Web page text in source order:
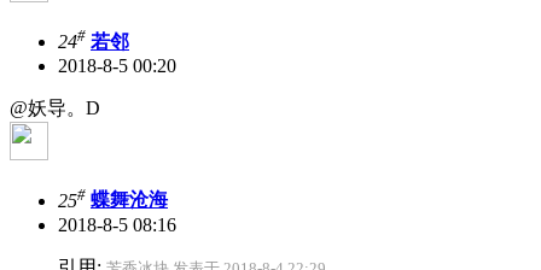
24# 若邻
2018-8-5 00:20
@妖导。D
25# 蝶舞沧海
2018-8-5 08:16